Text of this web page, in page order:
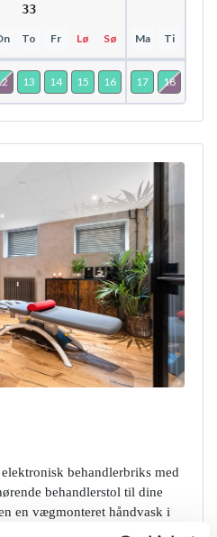
Uge 33
To Fr Lø Sø Ma Ti
13 14 15 16 17 18
behandlerbriks med
behandlerstol til dine
en vægmonteret håndvask i